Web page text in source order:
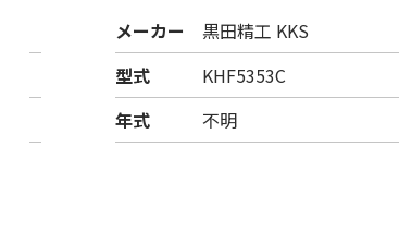
メーカー
黒田精工 KKS
型式
KHF5353C
年式
不明